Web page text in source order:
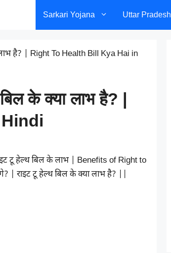
Sarkari Yojana Uttar Pradesh
है? | Right To Health Bill Kya Hai in
के क्या लाभ है? |
टू हेल्थ बिल के लाभ | Benefits of Right to
| राइट टू हेल्थ बिल के क्या लाभ है? ||